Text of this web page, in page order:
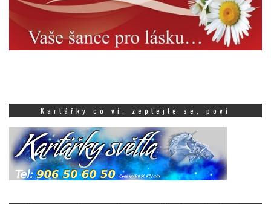
Kartářky co ví, zeptejte se, poví